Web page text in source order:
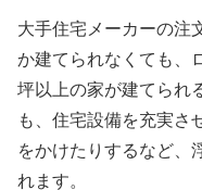
大手住宅メーカーの注
か建てられなくても、
坪以上の家が建てられ
も、住宅設備を充実さ
をかけたりするなど、
れます。